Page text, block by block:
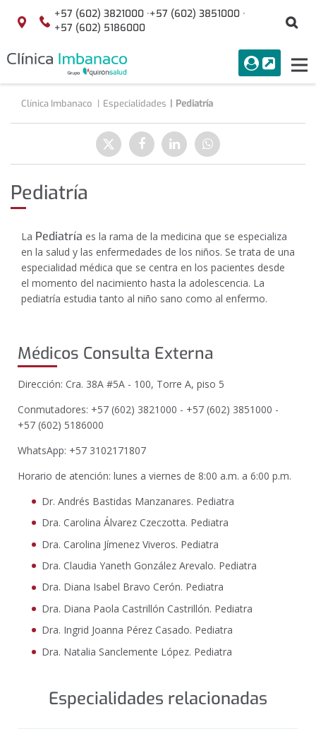
Saltar al contenido
Localización
+57 (602) 3821000 ·+57 (602) 3851000 ·
+57 (602) 5186000
menuAcceso
Buscar
Clínica Imbanaco Especialidades Pediatría
Pediatría
Enviar
a
Compartir
en
Compartir
en
Compartir
en
La Pediatría es la rama de la medicina que se especializa
en la salud y las enfermedades de los niños. Se trata de una
especialidad médica que se centra en los pacientes desde
el momento del nacimiento hasta la adolescencia. La
pediatría estudia tanto al niño sano como al enfermo.
Médicos Consulta Externa
Dirección: Cra. 38A #5A - 100, Torre A, piso 5
Conmutadores: +57 (602) 3821000 - +57 (602) 3851000 -
+57 (602) 5186000
WhatsApp: +57 3102171807
Horario de atención: lunes a viernes de 8:00 a.m. a 6:00 p.m.
Dr. Andrés Bastidas Manzanares. Pediatra
Dra. Carolina Álvarez Czeczotta. Pediatra
Dra. Carolina Jímenez Viveros. Pediatra
Dra. Claudia Yaneth González Arevalo. Pediatra
Dra. Diana Isabel Bravo Cerón. Pediatra
Dra. Diana Paola Castrillón Castrillón. Pediatra
Dra. Ingrid Joanna Pérez Casado. Pediatra
Dra. Natalia Sanclemente López. Pediatra
Especialidades relacionadas